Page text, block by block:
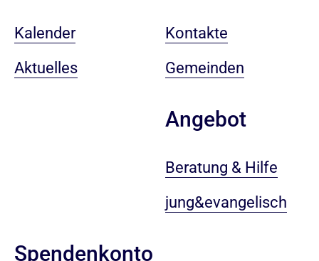
Kalender
Aktuelles
Kontakte
Gemeinden
Angebot
Beratung & Hilfe
jung&evangelisch
Spendenkonto